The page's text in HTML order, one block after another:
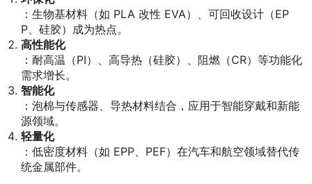
：生物基材料（如 PLA 改性 EVA）、可回收设计（EP
P、硅胶）成为热点。
高性能化
：耐高温（PI）、高导热（硅胶）、阻燃（CR）等功能化
需求增长。
智能化
：泡棉与传感器、导热材料结合，应用于智能穿戴和新能
源领域。
轻量化
：低密度材料（如 EPP、PEF）在汽车和航空领域替代传
统金属部件。